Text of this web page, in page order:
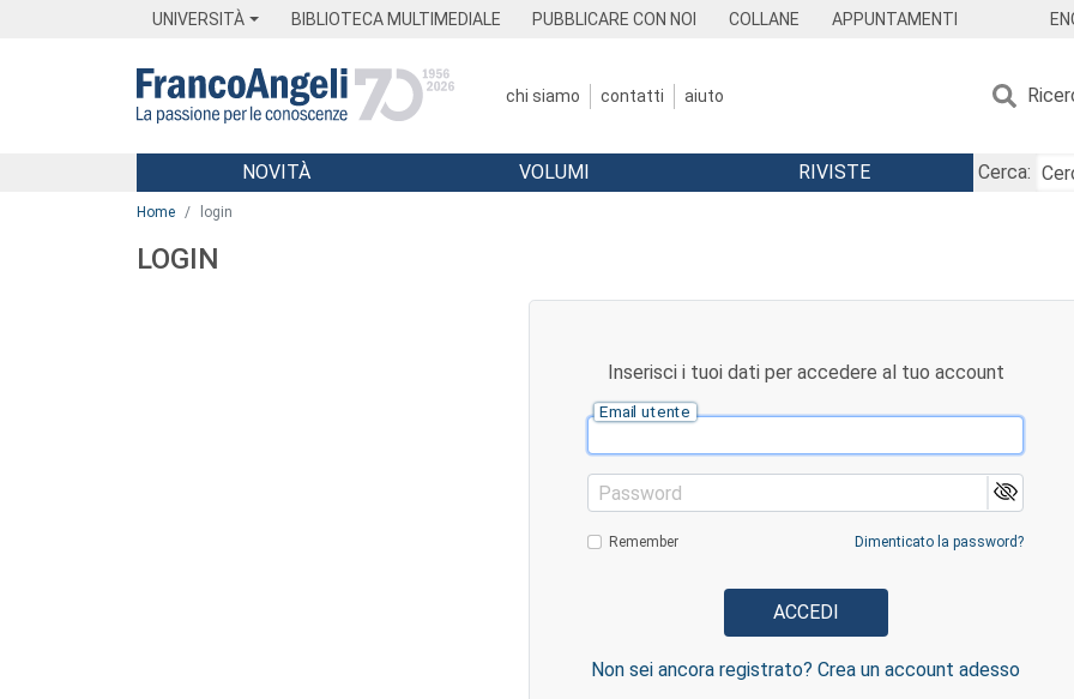
UNIVERSITÀ BIBLIOTECA MULTIMEDIALE PUBBLICARE CON NOI COLLANE APPUNTAMENTI
chi siamo contatti aiuto
Menu
NOVITÀ VOLUMI RIVISTE
Cerca:
Home login
LOGIN
Inserisci i tuoi dati per accedere al tuo account
Email utente
Password
Remember Dimenticato la password?
Non sei ancora registrato? Crea un account adesso